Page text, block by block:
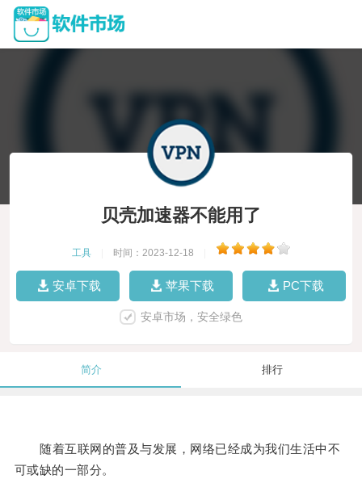
贝壳加速器不能用了
工具 时间：2023-12-18
安卓下载 苹果下载 PC下载
安卓市场，安全绿色
简介 排行
随着互联网的普及与发展，网络已经成为我们生活中不
可或缺的一部分。